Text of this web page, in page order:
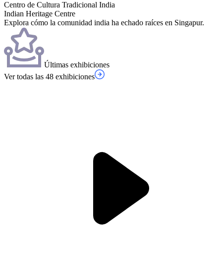
Centro de Cultura Tradicional India
Indian Heritage Centre
Explora cómo la comunidad india ha echado raíces en Singapur.
Últimas exhibiciones
Ver todas las 48 exhibiciones